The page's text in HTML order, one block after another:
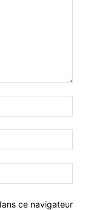
:*
:*
:
ce navigateur